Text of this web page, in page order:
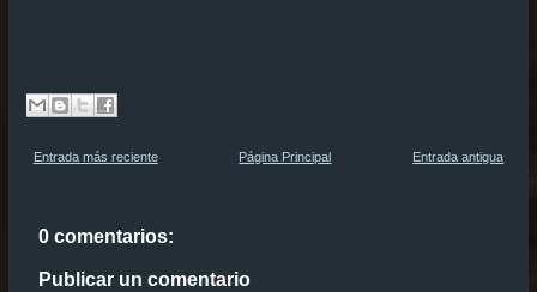
Entrada más reciente Entrada antigua
Página Principal
0 comentarios:
Publicar un comentario